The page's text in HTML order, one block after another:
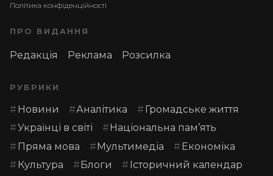
Політика конфіденційності
ПРО ВИДАННЯ
Редакція Реклама Розсилка
РУБРИКИ
Новини Аналітика
Громадське життя
Українці в світі
Національна пам’ять
Пряма мова
Мультимедіа
Економіка
Культура
Блоги Історичний календар